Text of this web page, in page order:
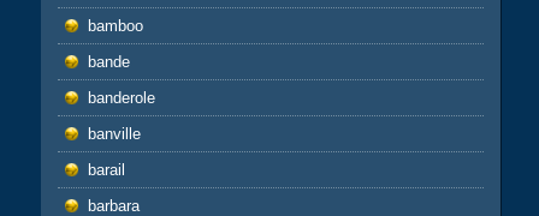
bamboo
bande
banderole
banville
barail
barbara